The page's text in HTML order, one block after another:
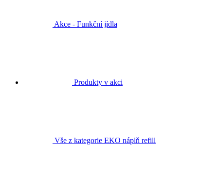
Akce - Funkční jídla
Produkty v akci
Vše z kategorie EKO náplň refill